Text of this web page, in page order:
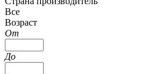
Все
Возраст
От
До